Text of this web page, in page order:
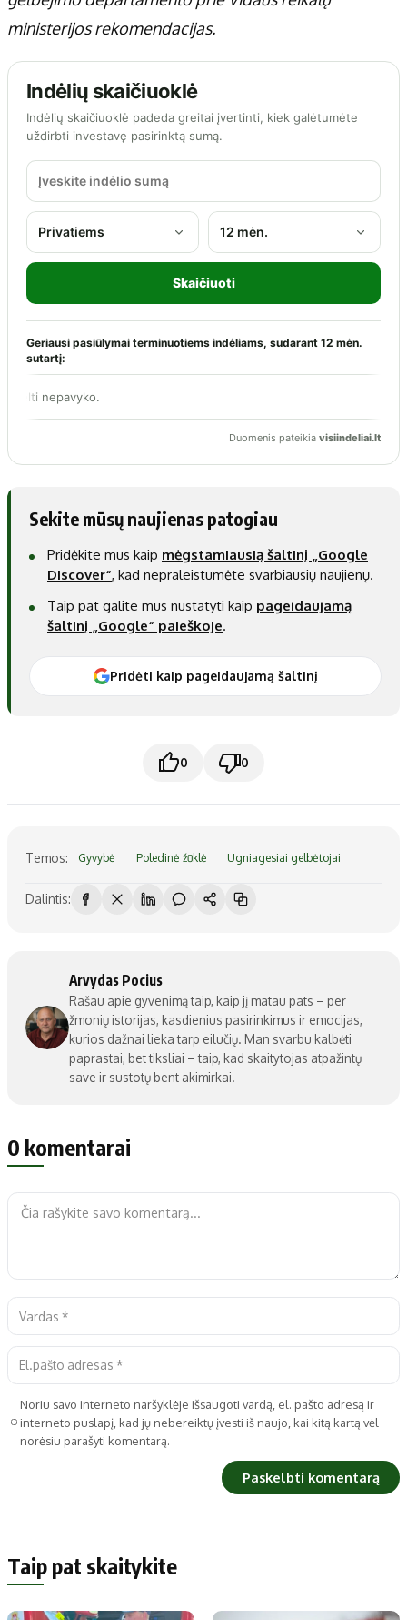
ministerijos rekomendacijas.
Sekite mūsų naujienas patogiau
Pridėkite mus kaip mėgstamiausią šaltinį „Google
Discover“, kad nepraleistumėte svarbiausių naujienų.
Taip pat galite mus nustatyti kaip pageidaujamą
šaltinį „Google“ paieškoje.
Pridėti kaip pageidaujamą šaltinį
0 0
Temos: Gyvybė Poledinė žūklė Ugniagesiai gelbėtojai
Dalintis:
Arvydas Pocius
Rašau apie gyvenimą taip, kaip jį matau pats – per
žmonių istorijas, kasdienius pasirinkimus ir emocijas,
kurios dažnai lieka tarp eilučių. Man svarbu kalbėti
paprastai, bet tiksliai – taip, kad skaitytojas atpažintų
save ir sustotų bent akimirkai.
0 komentarai
Noriu savo interneto naršyklėje išsaugoti vardą, el. pašto adresą ir
interneto puslapį, kad jų nebereiktų įvesti iš naujo, kai kitą kartą vėl
norėsiu parašyti komentarą.
Taip pat skaitykite